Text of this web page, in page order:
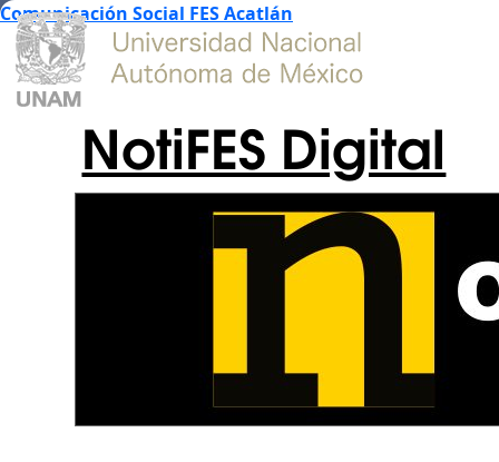
Comunicación Social FES Acatlán
NotiFES Digital